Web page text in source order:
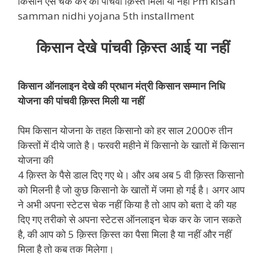
samman nidhi yojana 5th installment
किसान देखे पांचवी क़िस्त आई या नहीं
किसान ऑनलाइन देखे की प्रधान मंत्री किसान सम्मान निधि
योजना की पांचवी क़िस्त मिली या नहीं
पिम किसान योजना के तहत किसानो को हर साल 2000रु तीन
किस्तों में दीये जाते है। फरवरी महीने में किसानो के खातों में किसान
योजना की
4 क़िस्त के पैसे डाल दिए गए थे। और अब अब 5 वी क़िस्त किसानो
को मिलनी है जो कुछ किसानो के खातों में जमा हो गई है। अगर आप
ने अभी अपना स्टेटस चेक नहीं किया है तो आप को बता दे की यह
दिए गए तरीको से अपना स्टेटस ऑनलाइन चेक कर के जान सकते
है, की आप को 5 क़िस्त क़िस्त का पैसा मिला है या नहीं और नहीं
मिला है तो कब तक मिलेगा।